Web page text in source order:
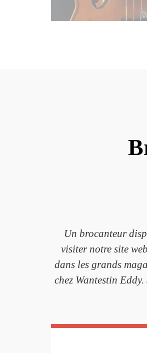
Un brocanteur
visiter notre site
dans les grands
chez Wantestin